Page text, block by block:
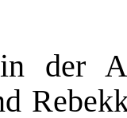
der